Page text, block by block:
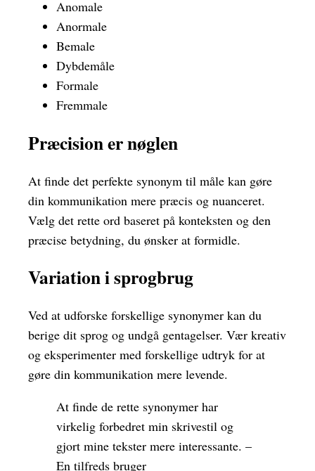
Anomale
Anormale
Bemale
Dybdemåle
Formale
Fremmale
Præcision er nøglen
At finde det perfekte synonym til måle kan gøre
din kommunikation mere præcis og nuanceret.
Vælg det rette ord baseret på konteksten og den
præcise betydning, du ønsker at formidle.
Variation i sprogbrug
Ved at udforske forskellige synonymer kan du
berige dit sprog og undgå gentagelser. Vær kreativ
og eksperimenter med forskellige udtryk for at
gøre din kommunikation mere levende.
At finde de rette synonymer har
virkelig forbedret min skrivestil og
gjort mine tekster mere interessante. –
En tilfreds bruger